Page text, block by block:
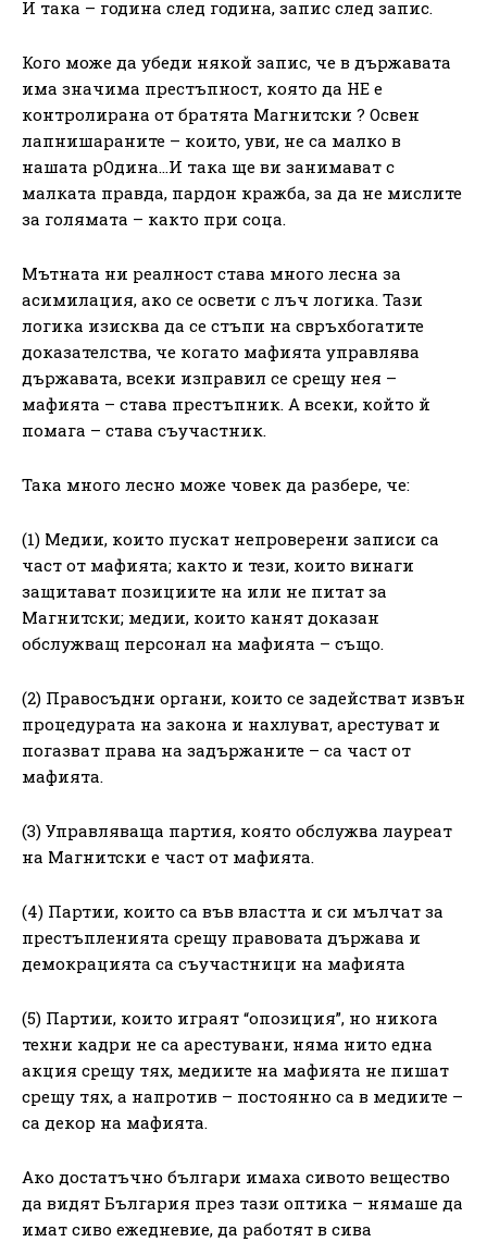
И така – година след година, запис след запис.
Кого може да убеди някой запис, че в държавата
има значима престъпност, която да НЕ е
контролирана от братята Магнитски ? Освен
лапнишараните – които, уви, не са малко в
нашата рОдина…И така ще ви занимават с
малката правда, пардон кражба, за да не мислите
за голямата – както при соца.
Мътната ни реалност става много лесна за
асимилация, ако се освети с лъч логика. Тази
логика изисква да се стъпи на свръхбогатите
доказателства, че когато мафията управлява
държавата, всеки изправил се срещу нея –
мафията – става престъпник. А всеки, който й
помага – става съучастник.
Така много лесно може човек да разбере, че:
(1) Медии, които пускат непроверени записи са
част от мафията; както и тези, които винаги
защитават позициите на или не питат за
Магнитски; медии, които канят доказан
обслужващ персонал на мафията – също.
(2) Правосъдни органи, които се задействат извън
процедурата на закона и нахлуват, арестуват и
погазват права на задържаните – са част от
мафията.
(3) Управляваща партия, която обслужва лауреат
на Магнитски е част от мафията.
(4) Партии, които са във властта и си мълчат за
престъпленията срещу правовата държава и
демокрацията са съучастници на мафията
(5) Партии, които играят “опозиция”, но никога
техни кадри не са арестувани, няма нито една
акция срещу тях, медиите на мафията не пишат
срещу тях, а напротив – постоянно са в медиите –
са декор на мафията.
Ако достатъчно българи имаха сивото вещество
да видят България през тази оптика – нямаше да
имат сиво ежедневие, да работят в сива